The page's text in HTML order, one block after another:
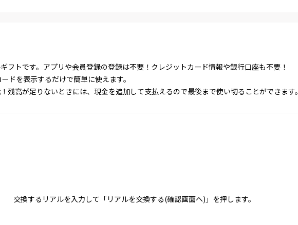
フトです。アプリや会員登録の登録は不要！クレジットカード情報や銀行口座も不要！
ドを表示するだけで簡単に使えます。
残高が足りないときには、現金を追加して支払えるので最後まで使い切ることができます。
交換するリアルを入力して「リアルを交換する(確認画面へ)」を押します。